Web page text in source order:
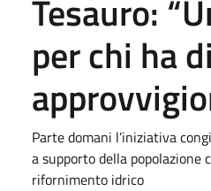
Tesauro:
per chi ha
Parte domani l’iniziativa
a supporto della popolazione
rifornimento idrico